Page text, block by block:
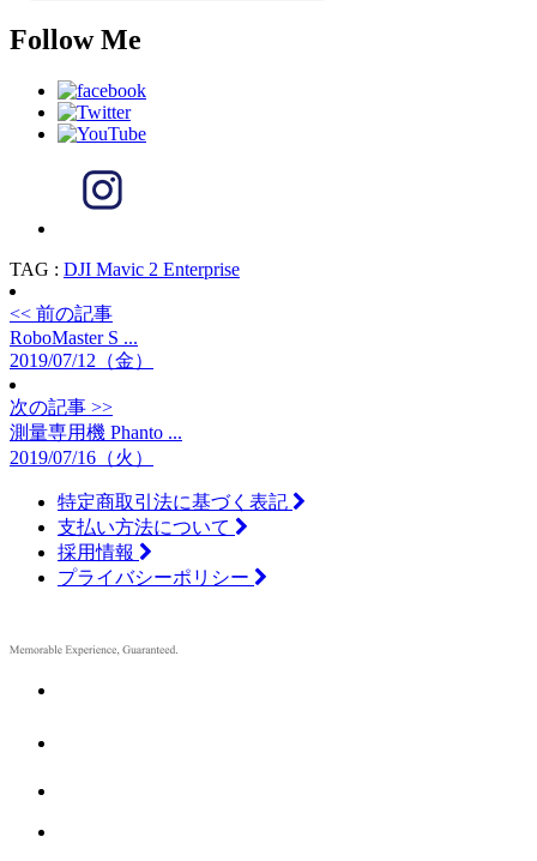
Follow Me
TAG : DJI Mavic 2 Enterprise
<< 前の記事
RoboMaster S ...
2019/07/12（金）
次の記事 >>
測量専用機 Phanto ...
2019/07/16（火）
特定商取引法に基づく表記
支払い方法について
採用情報
プライバシーポリシー